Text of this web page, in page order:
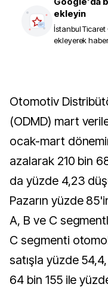
ekleyin
İstanbul Ticaret
ekleyerek
Otomotiv Distribütörleri ve Mobilite Derneğinin
(ODMD) mart
ocak-mart
azalarak 210 bin
da yüzde 4,23
Pazarın yüzde
A, B ve C
C segmenti
satışla yüzde
64 bin 155 ile